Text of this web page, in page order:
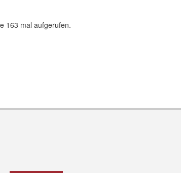
163 mal aufgerufen.